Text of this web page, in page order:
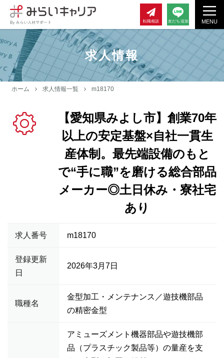
MENU
転職相談 友だち追加
求人情報
ホーム 求人情報一覧 m18170
【愛知県みよし市】創業70年
以上の安定基盤×自社一貫生
産体制。最先端設備のもと
で“手に職”を磨ける総合部品
メーカー◎土日休み・寮社宅
あり
求人番号 m18170
登録更新
日
2026年3月7日
職種名
金型加工・メンテナンス／遊技機部品
の精密金型
アミューズメント機器部品や遊技機部
品（プラスチック製品等）の量産を支